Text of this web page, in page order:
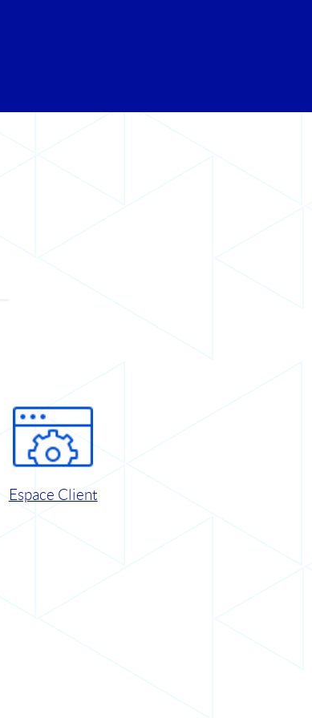
Espace Client